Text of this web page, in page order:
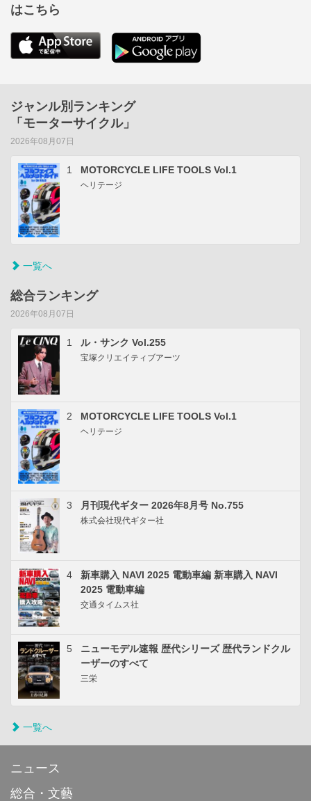
はこちら
ジャンル別ランキング
「モーターサイクル」
2026年08月07日
1 MOTORCYCLE LIFE TOOLS Vol.1
ヘリテージ
一覧へ
総合ランキング
2026年08月07日
1 ル・サンク Vol.255
宝塚クリエイティブアーツ
2 MOTORCYCLE LIFE TOOLS Vol.1
ヘリテージ
3 月刊現代ギター 2026年8月号 No.755
株式会社現代ギター社
4
新車購入 NAVI 2025 電動車編 新車購入 NAVI
2025 電動車編
交通タイムス社
5
ニューモデル速報 歴代シリーズ 歴代ランドクル
ーザーのすべて
三栄
一覧へ
ニュース
総合・文藝